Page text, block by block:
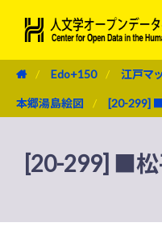
Edo+150 江戸マ
本郷湯島絵図 [20-299]
[20-299] ■